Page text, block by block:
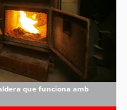
que funciona amb